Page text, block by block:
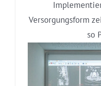
Versorgungsform
so